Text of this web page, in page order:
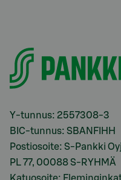
Y-tunnus: 2557308-3
BIC-tunnus: SBANFIHH
Postiosoite: S-Pankki
PL 77, 00088 S-RYHMÄ
Katuosoite: